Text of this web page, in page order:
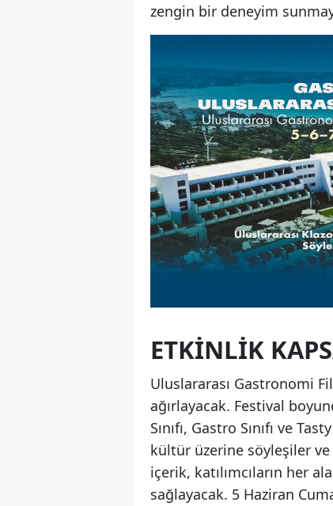
zengin bir deneyim
ETKINLIK
Uluslararası Gastronomi
ağırlayacak. Festival
Sınıfı, Gastro Sınıfı ve
kültür üzerine söyleşiler
içerik, katılımcıların her
sağlayacak. 5 Haziran